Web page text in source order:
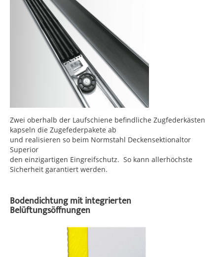
Zwei oberhalb der Laufschiene befindliche Zugfederkästen
kapseln die Zugefederpakete ab
und realisieren so beim Normstahl Deckensektionaltor
Superior
den einzigartigen Eingreifschutz. So kann allerhöchste
Sicherheit garantiert werden.
Bodendichtung mit integrierten
Belüftungsöffnungen